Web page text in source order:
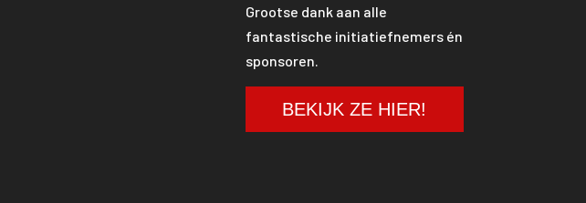
Grootse dank aan alle
fantastische initiatiefnemers én
sponsoren.
BEKIJK ZE HIER!